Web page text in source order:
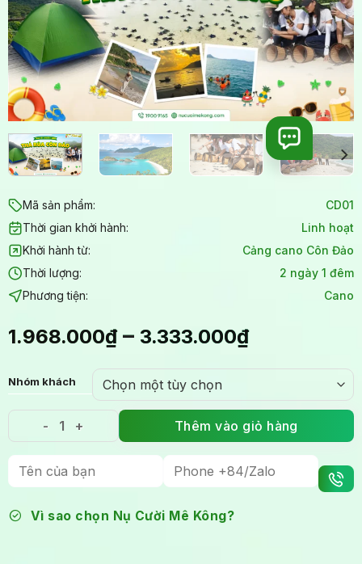
Mã sản phẩm:
CD01
Thời gian khởi hành:
Linh hoạt
Khởi hành từ:
Cảng cano Côn Đảo
Thời lượng:
2 ngày 1 đêm
Phương tiện:
Cano
1.968.000₫– 3.333.000₫
Nhóm khách
Tour Côn Đảo 2 Ngày 1 Đêm: Cắm trại và thả rùa
Thêm vào giỏ hàng
Vì sao chọn Nụ Cười Mê Kông?